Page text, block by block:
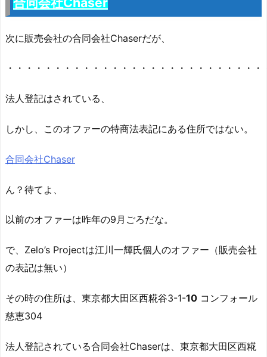
次に販売会社の合同会社Chaserだが、
・・・・・・・・・・・・・・・・・・・・・・・・・・・
法人登記はされている、
しかし、このオファーの特商法表記にある住所ではない。
合同会社Chaser
ん？待てよ、
以前のオファーは昨年の9月ごろだな。
で、Zelo’s Projectは江川一輝氏個人のオファー（販売会社
の表記は無い）
その時の住所は、東京都大田区西糀谷3-1-10 コンフォール
慈恵304
法人登記されている合同会社Chaserは、東京都大田区西糀